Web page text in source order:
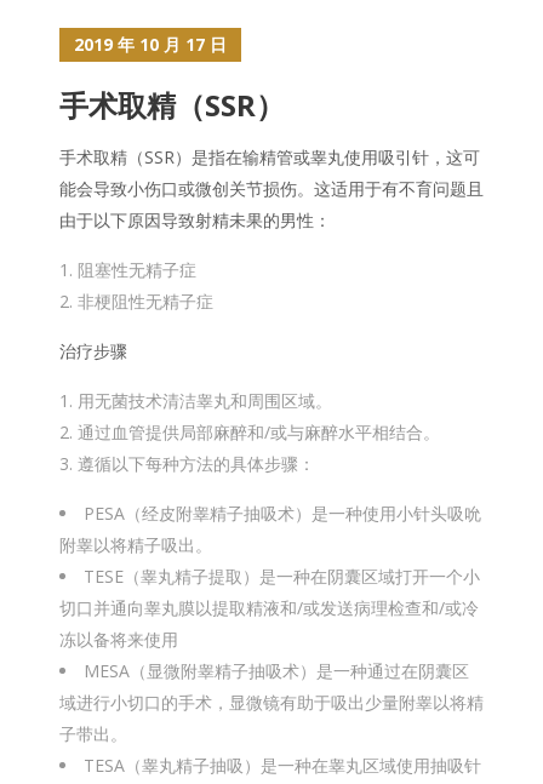
2019 年 10 月 17 日
手术取精（SSR）
手术取精（SSR）是指在输精管或睾丸使用吸引针，这可
能会导致小伤口或微创关节损伤。这适用于有不育问题且
由于以下原因导致射精未果的男性：
阻塞性无精子症
非梗阻性无精子症
治疗步骤
用无菌技术清洁睾丸和周围区域。
通过血管提供局部麻醉和/或与麻醉水平相结合。
遵循以下每种方法的具体步骤：
PESA（经皮附睾精子抽吸术）是一种使用小针头吸吮
附睾以将精子吸出。
TESE（睾丸精子提取）是一种在阴囊区域打开一个小
切口并通向睾丸膜以提取精液和/或发送病理检查和/或冷
冻以备将来使用
MESA（显微附睾精子抽吸术）是一种通过在阴囊区
域进行小切口的手术，显微镜有助于吸出少量附睾以将精
子带出。
TESA（睾丸精子抽吸）是一种在睾丸区域使用抽吸针